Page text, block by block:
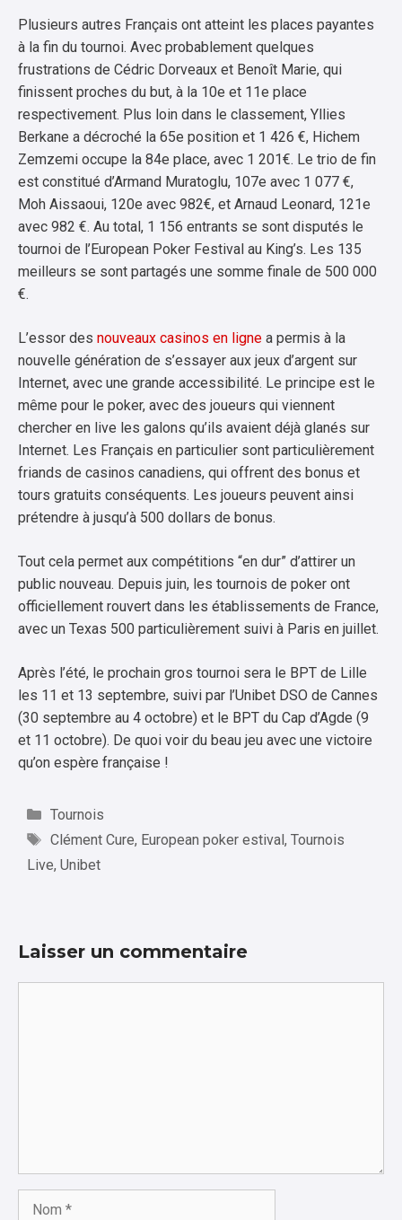
Plusieurs autres Français ont atteint les places payantes
à la fin du tournoi. Avec probablement quelques
frustrations de Cédric Dorveaux et Benoît Marie, qui
finissent proches du but, à la 10e et 11e place
respectivement. Plus loin dans le classement, Yllies
Berkane a décroché la 65e position et 1 426 €, Hichem
Zemzemi occupe la 84e place, avec 1 201€. Le trio de fin
est constitué d’Armand Muratoglu, 107e avec 1 077 €,
Moh Aissaoui, 120e avec 982€, et Arnaud Leonard, 121e
avec 982 €. Au total, 1 156 entrants se sont disputés le
tournoi de l’European Poker Festival au King’s. Les 135
meilleurs se sont partagés une somme finale de 500 000
€.
L’essor des nouveaux casinos en ligne a permis à la
nouvelle génération de s’essayer aux jeux d’argent sur
Internet, avec une grande accessibilité. Le principe est le
même pour le poker, avec des joueurs qui viennent
chercher en live les galons qu’ils avaient déjà glanés sur
Internet. Les Français en particulier sont particulièrement
friands de casinos canadiens, qui offrent des bonus et
tours gratuits conséquents. Les joueurs peuvent ainsi
prétendre à jusqu’à 500 dollars de bonus.
Tout cela permet aux compétitions “en dur” d’attirer un
public nouveau. Depuis juin, les tournois de poker ont
officiellement rouvert dans les établissements de France,
avec un Texas 500 particulièrement suivi à Paris en juillet.
Après l’été, le prochain gros tournoi sera le BPT de Lille
les 11 et 13 septembre, suivi par l’Unibet DSO de Cannes
(30 septembre au 4 octobre) et le BPT du Cap d’Agde (9
et 11 octobre). De quoi voir du beau jeu avec une victoire
qu’on espère française !
Catégories
Tournois
Étiquettes
Clément Cure, European poker estival , Tournois
Live, Unibet
Laisser un commentaire
Nom